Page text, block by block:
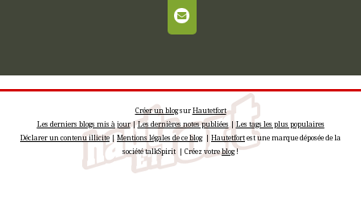
Créer un blogsurHautetfort
Les derniers blogs mis à jour|Les dernières notes publiées |Les tags les plus populaires
Déclarer un contenu illicite|Mentions légales de ce blog| Hautetfortest une marque déposée de la
société talkSpirit | Créez votreblog!